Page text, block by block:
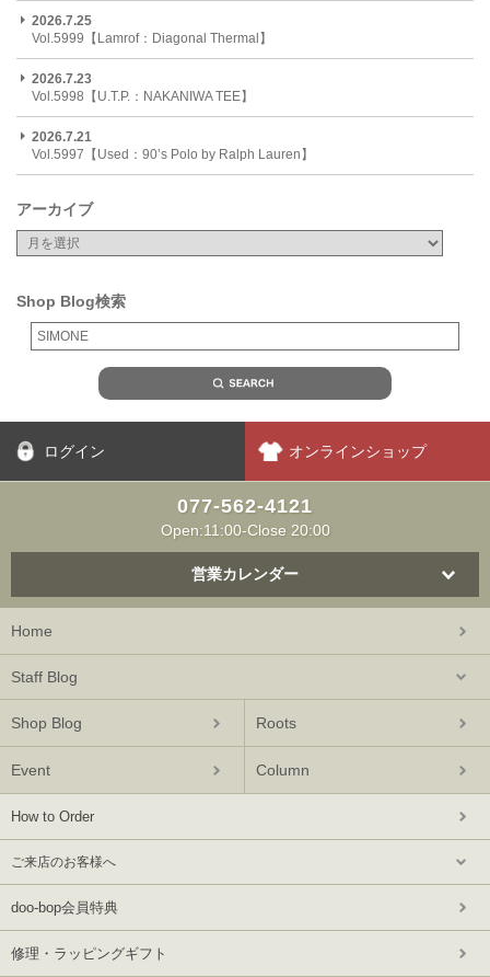
2026.7.25
Vol.5999【Lamrof：Diagonal Thermal】
2026.7.23
Vol.5998【U.T.P.：NAKANIWA TEE】
2026.7.21
Vol.5997【Used：90’s Polo by Ralph Lauren】
アーカイブ
Shop Blog検索
ログイン オンラインショップ
077-562-4121
Open:11:00-Close 20:00
営業カレンダー
Home
Staff Blog
Shop Blog Roots
Event Column
How to Order
ご来店のお客様へ
doo-bop会員特典
修理・ラッピングギフト